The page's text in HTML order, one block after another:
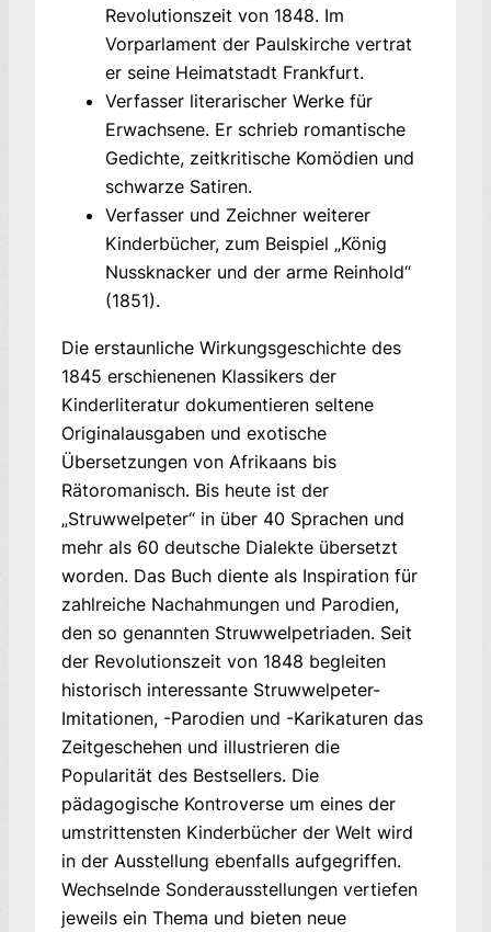
Revolutionszeit von 1848. Im
Vorparlament der Paulskirche vertrat
er seine Heimatstadt Frankfurt.
Verfasser literarischer Werke für
Erwachsene. Er schrieb romantische
Gedichte, zeitkritische Komödien und
schwarze Satiren.
Verfasser und Zeichner weiterer
Kinderbücher, zum Beispiel „König
Nussknacker und der arme Reinhold“
(1851).
Die erstaunliche Wirkungsgeschichte des
1845 erschienenen Klassikers der
Kinderliteratur dokumentieren seltene
Originalausgaben und exotische
Übersetzungen von Afrikaans bis
Rätoromanisch. Bis heute ist der
„Struwwelpeter“ in über 40 Sprachen und
mehr als 60 deutsche Dialekte übersetzt
worden. Das Buch diente als Inspiration für
zahlreiche Nachahmungen und Parodien,
den so genannten Struwwelpetriaden. Seit
der Revolutionszeit von 1848 begleiten
historisch interessante Struwwelpeter-
Imitationen, -Parodien und -Karikaturen das
Zeitgeschehen und illustrieren die
Popularität des Bestsellers. Die
pädagogische Kontroverse um eines der
umstrittensten Kinderbücher der Welt wird
in der Ausstellung ebenfalls auf­ge­griffen.
Wechselnde Sonderausstellungen vertiefen
jeweils ein Thema und bieten neue